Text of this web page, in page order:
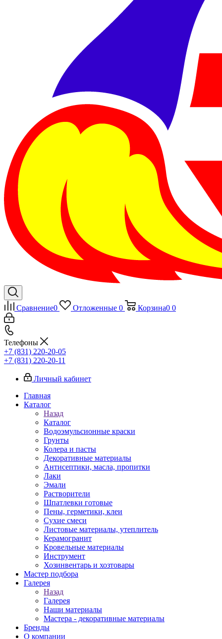
Сравнение0 Отложенные 0 Корзина0 0
Телефоны
+7 (831) 220-20-05
+7 (831) 220-20-11
Личный кабинет
Главная
Каталог
Назад
Каталог
Водоэмульсионные краски
Грунты
Колера и пасты
Декоративные материалы
Антисептики, масла, пропитки
Лаки
Эмали
Растворители
Шпатлевки готовые
Пены, герметики, клеи
Сухие смеси
Листовые материалы, утеплитель
Керамогранит
Кровельные материалы
Инструмент
Хозинвентарь и хозтовары
Мастер подбора
Галерея
Назад
Галерея
Наши материалы
Мастера - декоративные материалы
Бренды
О компании